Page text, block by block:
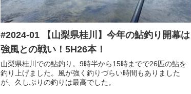
#2024-01 【山梨県桂川】今年の鮎釣り開幕は
強風との戦い！5H26本！
山梨県桂川での鮎釣り。9時半から15時までで26匹の鮎を
釣り上げました。風が強く釣りづらい時間もありました
が、久しぶりの釣りは最高でした。